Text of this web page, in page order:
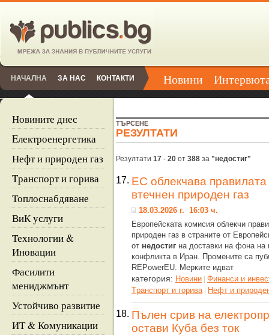
НАЧАЛНА ЗА НАС КОНТАКТИ Новини
Новините днес
Eлектроенергетика
Нефт и природен газ
Tранспорт и горива
Топлоснабдяване
ВиК услуги
Технологии &
Иновации
Фасилити
мениджмънт
Устойчиво развитие
ИТ & Комуникации
ТЪРСЕНЕ
РЕЗУЛТАТИ
Резултати 17 - 20 от 388 за "недостиг"
17. ЕС облекчава
втечнен природен газ
18.03.2026 г. 16:03 ч.
Европейската комисия облекчи
природен газ в страните от
от недостиг на доставки на фона на
конфликта в Иран. Промените са
REPowerEU. Мерките идват
категория: Новини | Финанси и
Tранспорт и горива | Нефт и
18. Пълен срив на
остави Куба без ток